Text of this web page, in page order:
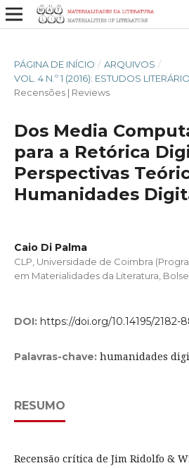
PÁGINA DE INÍCIO / ARQUIVOS /
VOL. 4 N.º 1 (2016): ESTUDOS
Recensões | Reviews
Dos Media
para a Retórica
Perspectivas
Humanidades
Caio Di Palma
CLP, Universidade de Coimbra
em Materialidades da Literatura,
DOI: https://doi.org/10.14195/2182-
Palavras-chave: humanidades
RESUMO
Recensão crítica de Jim Ridolfo &